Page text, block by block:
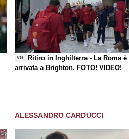
VG
Ritiro in Inghilterra - La Roma è
arrivata a Brighton. FOTO! VIDEO!
ALESSANDRO CARDUCCI